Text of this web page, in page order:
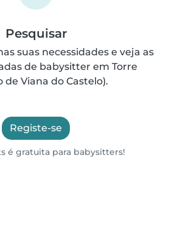
Pesquisar
suas necessidades e veja as
de babysitter em Torre
de Viana do Castelo).
Registe-se
é gratuita para babysitters!